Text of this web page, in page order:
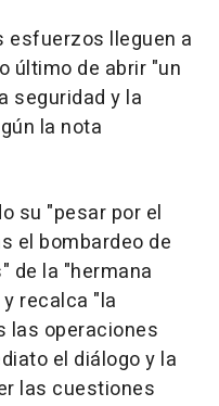
esfuerzos lleguen a
último de abrir "un
seguridad y la
la nota
su "pesar por el
el bombardeo de
de la "hermana
recalca "la
las operaciones
el diálogo y la
las cuestiones